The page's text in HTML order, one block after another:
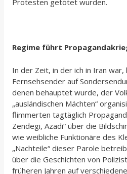
Protesten getötet wurden.
Regime führt
In der Zeit, in der ich in Iran war,
Fernsehsender auf
denen behauptet wurde, der
„ausländischen Mächten“
flimmerten tagtäglich
Zendegi, Azadi“ über die
wie weibliche Funktionäre des
„Nachteile“ dieser Parole
über die Geschichten von
früheren Jahren auf